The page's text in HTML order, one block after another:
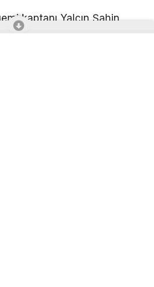
kaptanı Yalçın Şahin,
stajyeri Mert Necip